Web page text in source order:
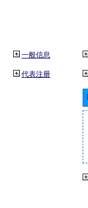
一般信息
代表注册